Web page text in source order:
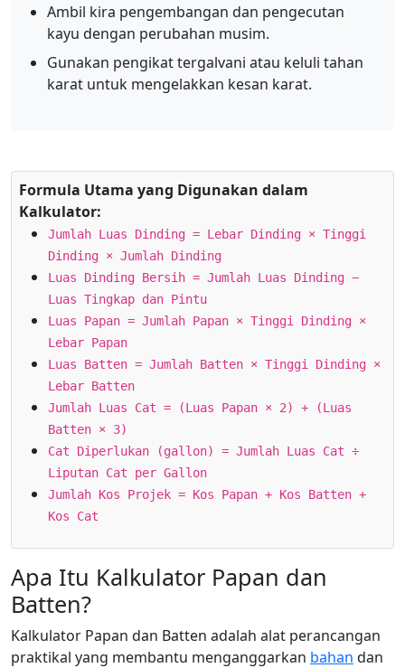
Ambil kira pengembangan dan pengecutan
kayu dengan perubahan musim.
Gunakan pengikat tergalvani atau keluli tahan
karat untuk mengelakkan kesan karat.
Formula Utama yang Digunakan dalam
Kalkulator:
Jumlah Luas Dinding = Lebar Dinding × Tinggi
Dinding × Jumlah Dinding
Luas Dinding Bersih = Jumlah Luas Dinding −
Luas Tingkap dan Pintu
Luas Papan = Jumlah Papan × Tinggi Dinding ×
Lebar Papan
Luas Batten = Jumlah Batten × Tinggi Dinding ×
Lebar Batten
Jumlah Luas Cat = (Luas Papan × 2) + (Luas
Batten × 3)
Cat Diperlukan (gallon) = Jumlah Luas Cat ÷
Liputan Cat per Gallon
Jumlah Kos Projek = Kos Papan + Kos Batten +
Kos Cat
Apa Itu Kalkulator Papan dan
Batten?
Kalkulator Papan dan Batten adalah alat perancangan
praktikal yang membantu menganggarkan bahan dan